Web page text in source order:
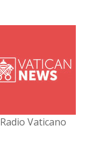
Radio Vaticano